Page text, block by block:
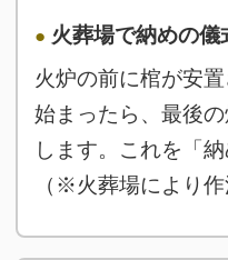
火葬場で納めの儀
火炉の前に棺が安
始まったら、最後
します。これを「
（※火葬場により作